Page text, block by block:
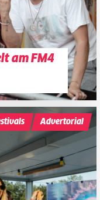
am FM4
Advertorial